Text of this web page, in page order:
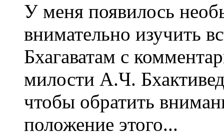
У меня появилось
внимательно изучить
Бхагаватам с
милости А.Ч.
чтобы обратить
положение этого...